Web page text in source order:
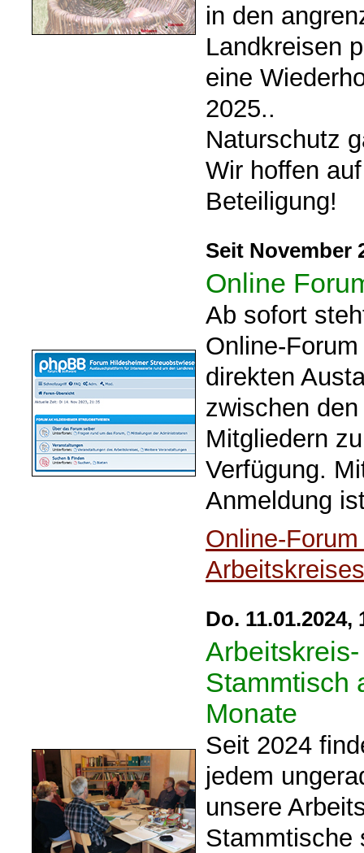
in den
Landkreisen
eine
2025..
Naturschutz
Wir hoffen
Beteiligung!
Seit November
Online
Ab sofort
Online-
direkten
zwischen den
Mitgliedern
Verfügung.
Anmeldung
Online-
Arbeitskreises
Do. 11.01.2024,
Arbeitskreis-
Stammtisch
Monate
Seit 2024
jedem
unsere
Stammtische